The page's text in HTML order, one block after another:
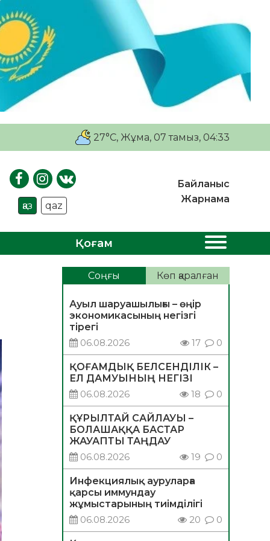
27°C, Жұма, 07 тамыз, 04:33
қаз qaz
Байланыс
Жарнама
Қоғам
Соңғы Көп қаралған
Ауыл шаруашылығы – өңір
экономикасының негізгі
тірегі
06.08.2026
17 0
ҚОҒАМДЫҚ БЕЛСЕНДІЛІК –
ЕЛ ДАМУЫНЫҢ НЕГІЗІ
06.08.2026
18 0
ҚҰРЫЛТАЙ САЙЛАУЫ –
БОЛАШАҚҚА БАСТАР
ЖАУАПТЫ ТАҢДАУ
06.08.2026
19 0
Инфекциялық ауруларға
қарсы иммундау
жұмыстарының тиімділігі
06.08.2026
20 0